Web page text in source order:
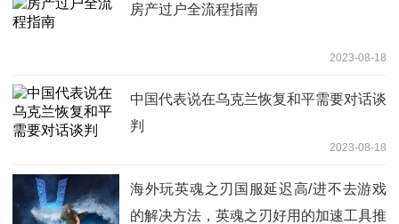
房产过户全流程指南
2023-08-18
中国代表说在乌克兰恢复和平需要对话谈
判
2023-08-18
海外玩英魂之刃国服延迟高/进不去游戏
的解决方法，英魂之刃好用的加速工具推